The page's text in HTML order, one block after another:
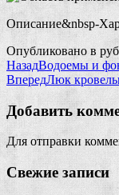
Описание&nbsp-
Опубликовано в
НазадВодоемы и
ВпередЛюк
Добавить
Для отправки
Свежие записи